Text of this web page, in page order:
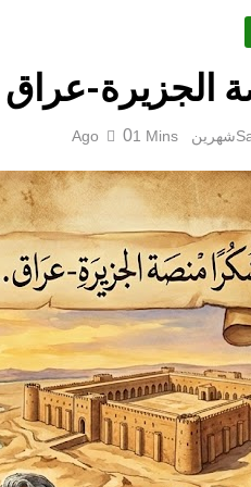
عراق
شهرين Ago 01 Mins